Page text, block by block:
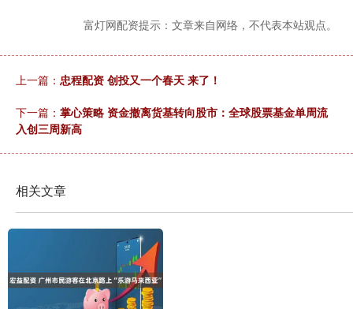
富灯网配资提示：文章来自网络，不代表本站观点。
上一篇： 忠程配资 创投又一个春天 来了！
下一篇： 掌心策略 资金撤离货基转向股市：全球股票基金单周流
入创三周新高
相关文章